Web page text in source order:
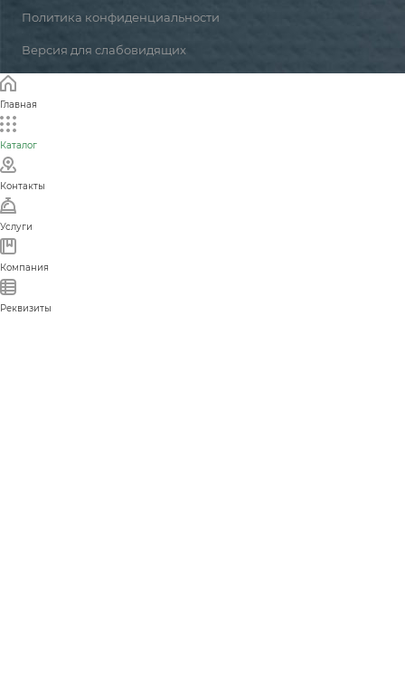
Политика конфиденциальности
Версия для слабовидящих
Главная
Каталог
Контакты
Услуги
Компания
Реквизиты